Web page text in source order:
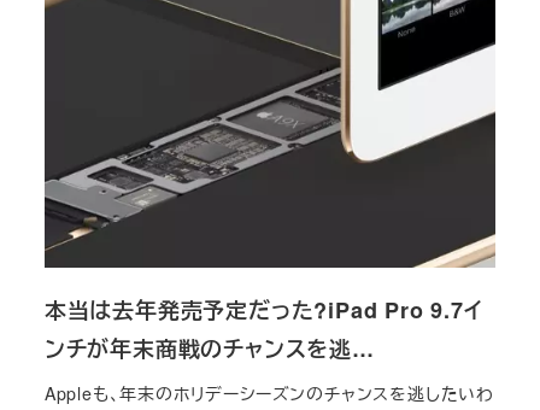
本当は去年発売予定だった?iPad Pro 9.7イ
ンチが年末商戦のチャンスを逃…
Appleも、年末のホリデーシーズンのチャンスを逃したいわ